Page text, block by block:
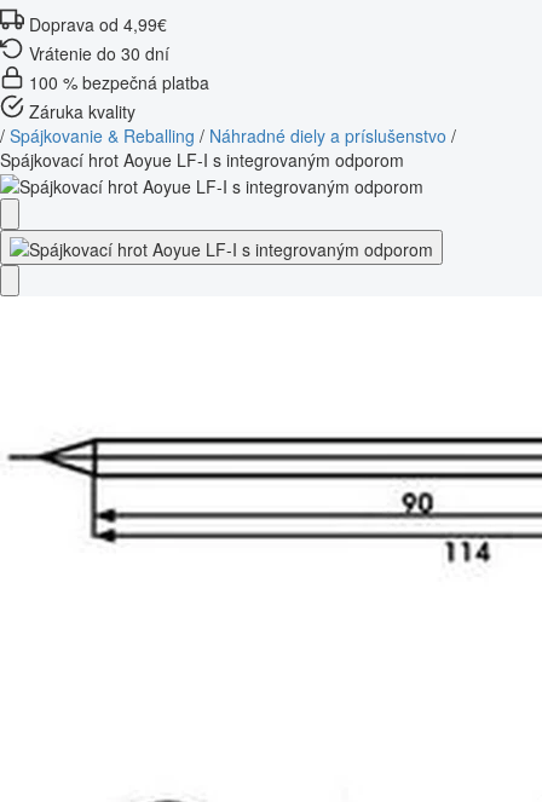
Doprava od 4,99€
Vrátenie do 30 dní
100 % bezpečná platba
Záruka kvality
/ Spájkovanie & Reballing / Náhradné diely a príslušenstvo /
Spájkovací hrot Aoyue LF-I s integrovaným odporom